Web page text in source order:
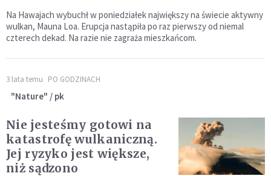
Na Hawajach wybuchł w poniedziałek największy na świecie aktywny
wulkan, Mauna Loa. Erupcja nastąpiła po raz pierwszy od niemal
czterech dekad. Na razie nie zagraża mieszkańcom.
3 lata temu PO GODZINACH
"Nature" / pk
Nie jesteśmy gotowi na
katastrofę wulkaniczną.
Jej ryzyko jest większe,
niż sądzono